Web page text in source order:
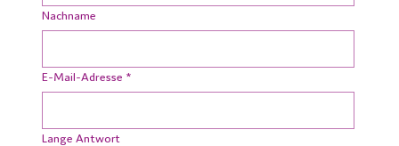
Nachname
E-Mail-Adresse *
Lange Antwort